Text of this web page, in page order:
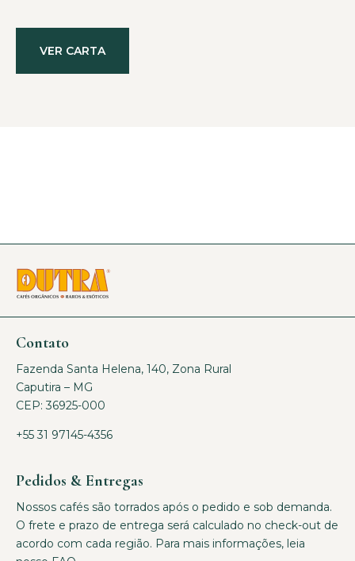
VER CARTA
Contato
Fazenda Santa Helena, 140, Zona Rural
Caputira – MG
CEP: 36925-000
+55 31 97145-4356
Pedidos & Entregas
Nossos cafés são torrados após o pedido e sob demanda.
O frete e prazo de entrega será calculado no check-out de
acordo com cada região. Para mais informações, leia